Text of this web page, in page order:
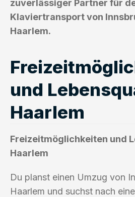
zuverlässiger Partner für
Klaviertransport von
Haarlem.
und
Haarlem
Freizeitmöglichkeiten und
Haarlem
Du planst einen Umzug von
Haarlem und suchst nach